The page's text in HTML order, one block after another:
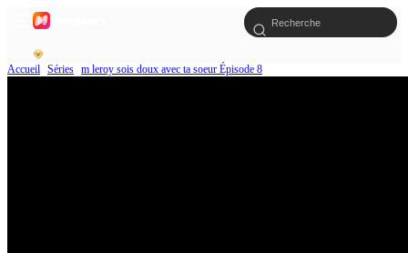
Accueil Séries m leroy sois doux avec ta soeur Épisode 8